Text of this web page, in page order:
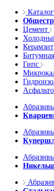
Каталог
Цемент
Керамзит
Гипс